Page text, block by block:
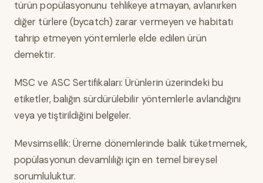
türün popülasyonunu tehlikeye atmayan, avlanırken
diğer türlere (bycatch) zarar vermeyen ve habitatı
tahrip etmeyen yöntemlerle elde edilen ürün
demektir.
MSC ve ASC Sertifikaları: Ürünlerin üzerindeki bu
etiketler, balığın sürdürülebilir yöntemlerle avlandığını
veya yetiştirildiğini belgeler.
Mevsimsellik: Üreme dönemlerinde balık tüketmemek,
popülasyonun devamlılığı için en temel bireysel
sorumluluktur.